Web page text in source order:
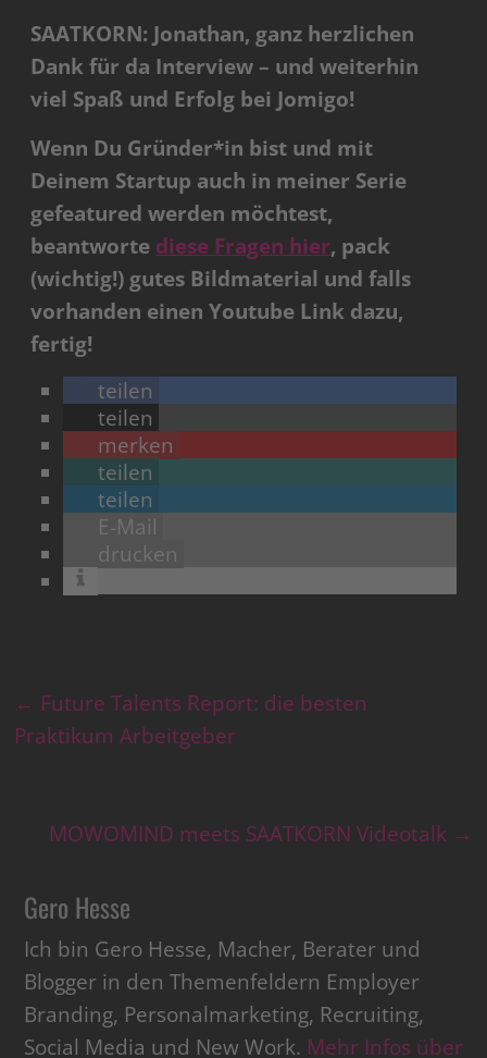
SAATKORN: Jonathan, ganz herzlichen
Dank für da Interview – und weiterhin
viel Spaß und Erfolg bei Jomigo!
Wenn Du Gründer*in bist und mit
Deinem Startup auch in meiner Serie
gefeatured werden möchtest,
beantworte diese Fragen hier, pack
(wichtig!) gutes Bildmaterial und falls
vorhanden einen Youtube Link dazu,
fertig!
teilen
teilen
merken
teilen
teilen
E-Mail
drucken
← Future Talents Report: die besten
Praktikum Arbeitgeber
MOWOMIND meets SAATKORN Videotalk →
Gero Hesse
Ich bin Gero Hesse, Macher, Berater und
Blogger in den Themenfeldern Employer
Branding, Personalmarketing, Recruiting,
Social Media und New Work. Mehr Infos über